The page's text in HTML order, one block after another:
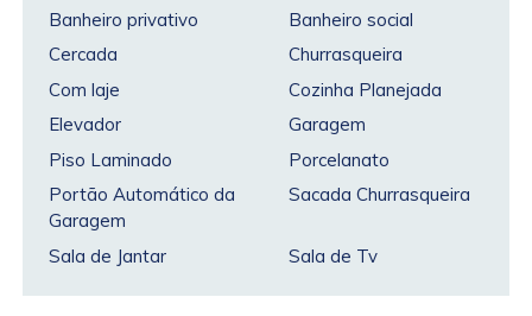
Banheiro privativo
Banheiro social
Cercada
Churrasqueira
Com laje
Cozinha Planejada
Elevador
Garagem
Piso Laminado
Porcelanato
Portão Automático da
Garagem
Sacada Churrasqueira
Sala de Jantar Sala de Tv